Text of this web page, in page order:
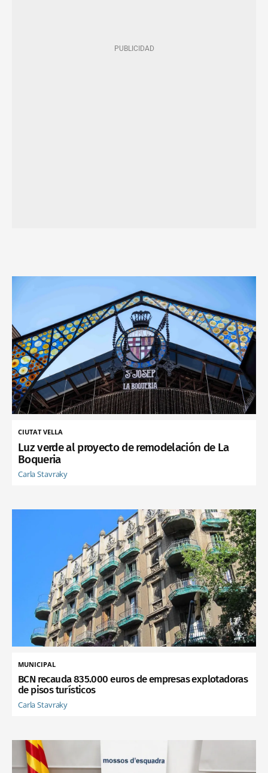
CIUTAT VELLA
Luz verde al proyecto de remodelación de La
Boqueria
Carla Stavraky
MUNICIPAL
BCN recauda 835.000 euros de empresas explotadoras
de pisos turísticos
Carla Stavraky